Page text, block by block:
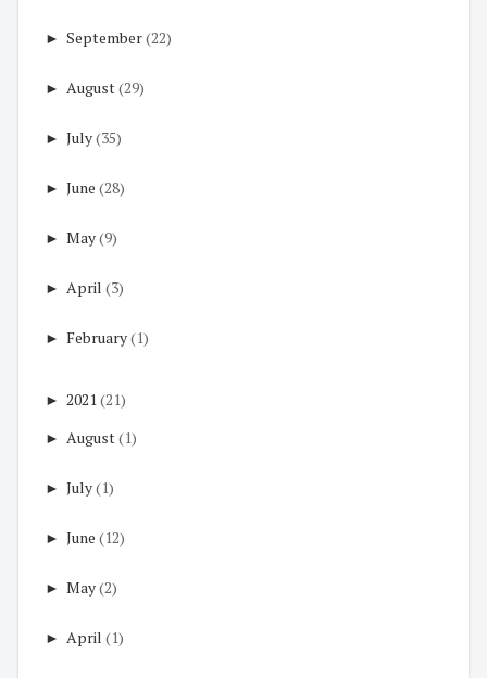
► September(22)
► August(29)
► July(35)
► June (28)
► May(9)
► April (3)
► February(1)
► 2021 (21)
► August(1)
► July(1)
► June (12)
► May(2)
► April (1)